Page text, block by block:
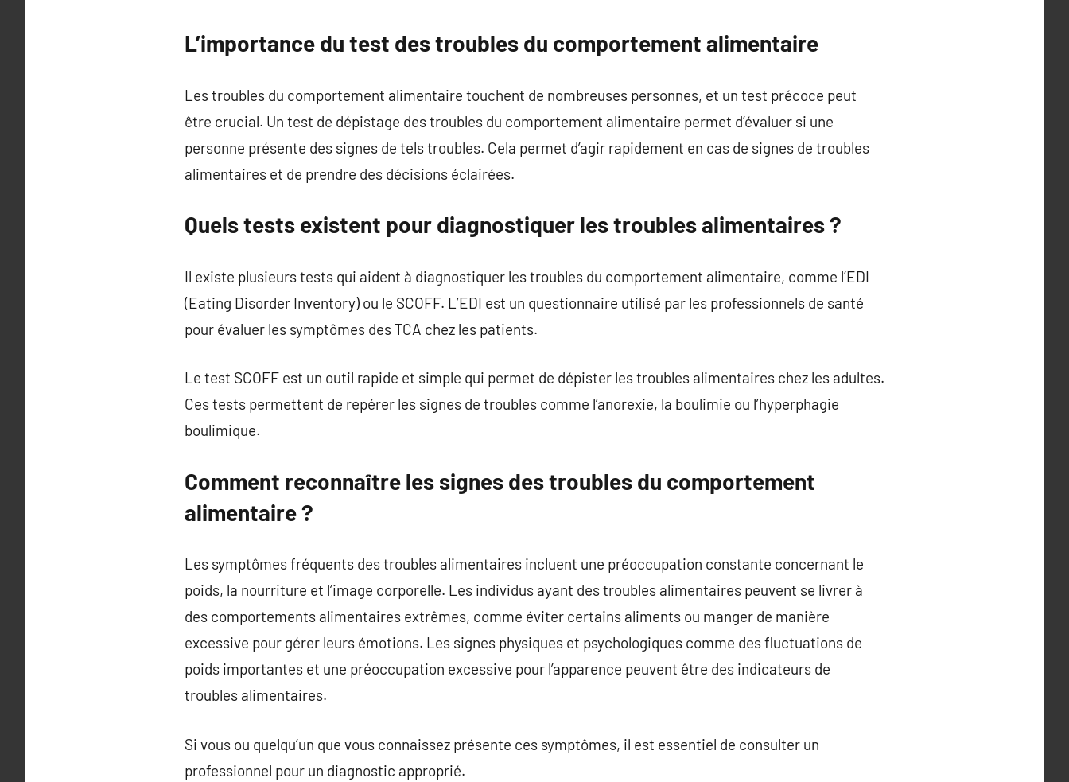
L’importance du test des troubles du comportement alimentaire
Les troubles du comportement alimentaire touchent de nombreuses personnes, et un test précoce peut
être crucial. Un test de dépistage des troubles du comportement alimentaire permet d’évaluer si une
personne présente des signes de tels troubles. Cela permet d’agir rapidement en cas de signes de troubles
alimentaires et de prendre des décisions éclairées.
Quels tests existent pour diagnostiquer les troubles alimentaires ?
Il existe plusieurs tests qui aident à diagnostiquer les troubles du comportement alimentaire, comme l’EDI
(Eating Disorder Inventory) ou le SCOFF. L’EDI est un questionnaire utilisé par les professionnels de santé
pour évaluer les symptômes des TCA chez les patients.
Le test SCOFF est un outil rapide et simple qui permet de dépister les troubles alimentaires chez les adultes.
Ces tests permettent de repérer les signes de troubles comme l’anorexie, la boulimie ou l’hyperphagie
boulimique.
Comment reconnaître les signes des troubles du comportement
alimentaire ?
Les symptômes fréquents des troubles alimentaires incluent une préoccupation constante concernant le
poids, la nourriture et l’image corporelle. Les individus ayant des troubles alimentaires peuvent se livrer à
des comportements alimentaires extrêmes, comme éviter certains aliments ou manger de manière
excessive pour gérer leurs émotions. Les signes physiques et psychologiques comme des fluctuations de
poids importantes et une préoccupation excessive pour l’apparence peuvent être des indicateurs de
troubles alimentaires.
Si vous ou quelqu’un que vous connaissez présente ces symptômes, il est essentiel de consulter un
professionnel pour un diagnostic approprié.